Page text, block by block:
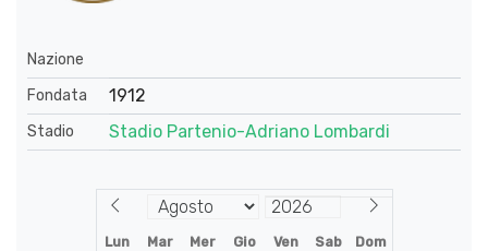
Nazione
Fondata
1912
Stadio Stadio Partenio-Adriano Lombardi
Lun Mar Mer Gio Ven Sab Dom